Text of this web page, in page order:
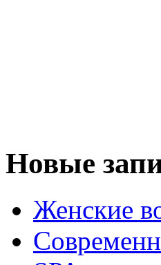
Новые
Женские